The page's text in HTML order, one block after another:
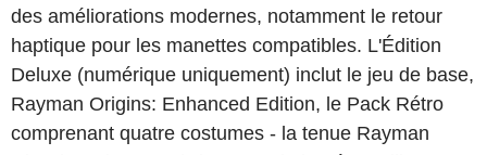
des améliorations modernes, notamment le retour
haptique pour les manettes compatibles. L'Édition
Deluxe (numérique uniquement) inclut le jeu de base,
Rayman Origins: Enhanced Edition, le Pack Rétro
comprenant quatre costumes - la tenue Rayman